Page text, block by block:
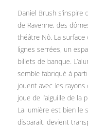
Daniel Brush s’inspire
de Ravenne, des
théâtre Nô. La
lignes serrées, un
billets de banque.
semble fabriqué à
jouent avec les
joue de l’aiguille de la
La lumière est bien le
disparait, devient